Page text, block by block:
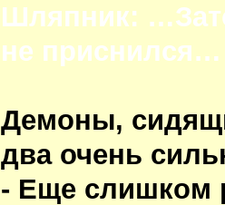
Шляпник:
не приснился…
Демоны,
два очень
- Еще слишком